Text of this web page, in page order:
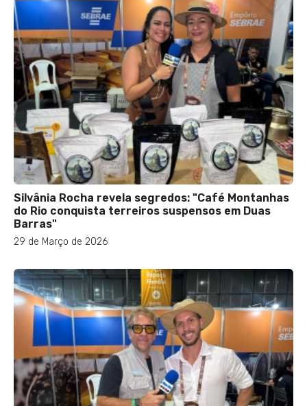
Silvânia Rocha revela segredos: "Café Montanhas
do Rio conquista terreiros suspensos em Duas
Barras"
29 de Março de 2026